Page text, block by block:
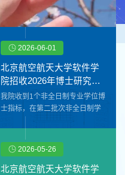
2026-06-01
北京航空航天大学软件学
院招收2026年博士研究生
拟录取结果2(...
我院收到1个非全日制专业学位博
士指标，在第二批次非全日制学
习方式博士拟录取结果的基础
月1日至2026年6月12日。公示期
间，如对公示内容有异议，请与
我院联系，联系电话：010-
2026-05-26
北京航空航天大学软件学